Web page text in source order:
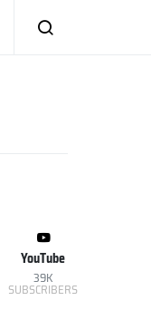
YouTube
39K
SUBSCRIBERS